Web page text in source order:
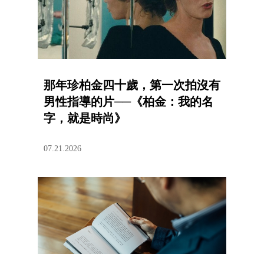
那年珍柏金四十歲，第一次拍沒有
男性指導的片──《柏金：我的名
字，就是時尚》
07.21.2026